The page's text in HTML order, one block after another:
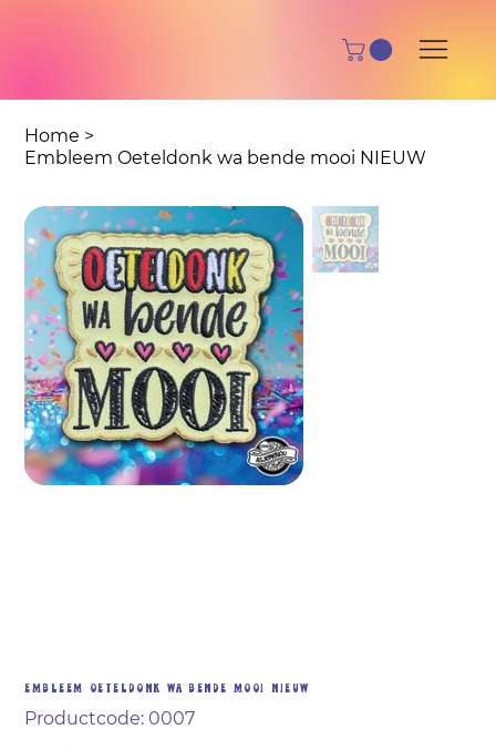
Home >
Embleem Oeteldonk wa bende mooi NIEUW
Embleem Oeteldonk wa bende mooi NIEUW
Productcode: Productcode
0007
0007